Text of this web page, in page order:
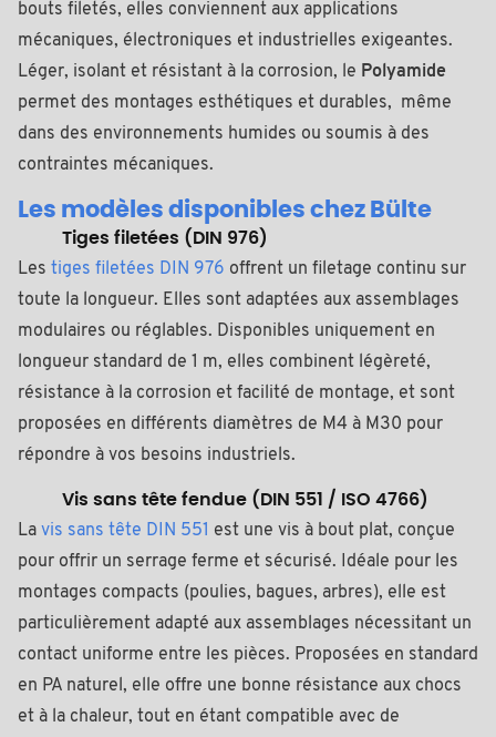
bouts filetés, elles conviennent aux applications
mécaniques, électroniques et industrielles exigeantes.
Léger, isolant et résistant à la corrosion, le Polyamide
permet des montages esthétiques et durables, même
dans des environnements humides ou soumis à des
contraintes mécaniques.
Les modèles disponibles chez Bülte
Tiges filetées (DIN 976)
Les tiges filetées DIN 976 offrent un filetage continu sur
toute la longueur. Elles sont adaptées aux assemblages
modulaires ou réglables. Disponibles uniquement en
longueur standard de 1 m, elles combinent légèreté,
résistance à la corrosion et facilité de montage, et sont
proposées en différents diamètres de M4 à M30 pour
répondre à vos besoins industriels.
Vis sans tête fendue (DIN 551 / ISO 4766)
La vis sans tête DIN 551 est une vis à bout plat, conçue
pour offrir un serrage ferme et sécurisé. Idéale pour les
montages compacts (poulies, bagues, arbres), elle est
particulièrement adapté aux assemblages nécessitant un
contact uniforme entre les pièces. Proposées en standard
en PA naturel, elle offre une bonne résistance aux chocs
et à la chaleur, tout en étant compatible avec de